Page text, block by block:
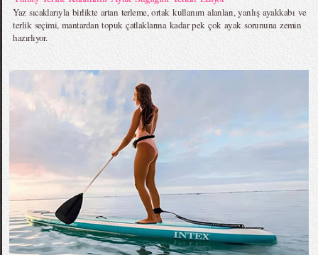
Yaz sıcaklarıyla birlikte artan terleme, ortak kullanım alanları, yanlış ayakkabı ve
terlik seçimi, mantardan topuk çatlaklarına kadar pek çok ayak sorununa zemin
hazırlıyor.